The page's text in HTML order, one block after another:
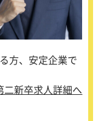
方、安定企業で
二新卒求人詳細へ